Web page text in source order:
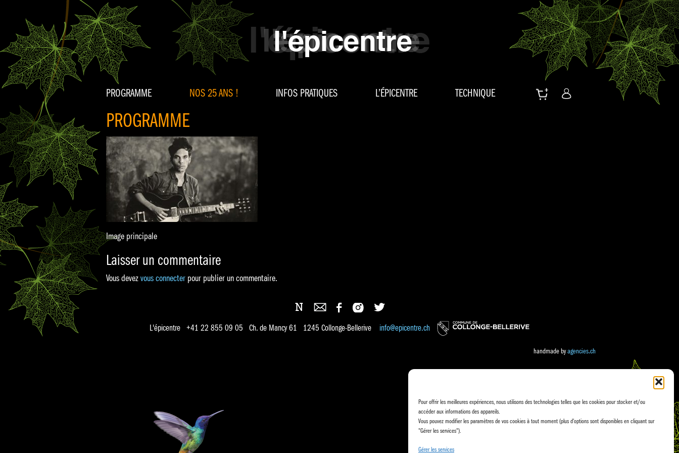
Pour offrir les meilleures expériences, nous utilisons des technologies telles que les cookies pour stocker et/ou
accéder aux informations des appareils.
Vous pouvez modifier les paramètres de vos cookies à tout moment (plus d'options sont disponibles en cliquant sur
"Gérer les services").
Gérer les services
PROGRAMME NOS 25 ANS ! INFOS PRATIQUES L’ÉPICENTRE TECHNIQUE
PROGRAMME
Image principale
Laisser un commentaire
Vous devezvous connecter pour publier un commentaire.
L'épicentre +41 22 855 09 05 Ch. de Mancy 61 1245 Collonge-Bellerive info@epicentre.ch
handmade byagencies.ch